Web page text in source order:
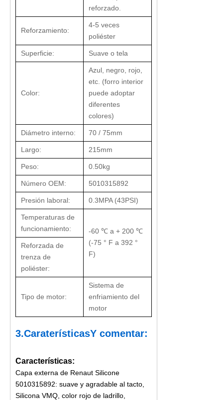
reforzado.
Reforzamiento:
4-5 veces
poliéster
Superficie: Suave o tela
Color:
Azul, negro, rojo,
etc. (forro interior
puede adoptar
diferentes
colores)
Diámetro interno: 70 / 75mm
Largo: 215mm
Peso: 0.50kg
Número OEM: 5010315892
Presión laboral: 0.3MPA (43PSI)
Temperaturas de
funcionamiento:
-60 ℃ a + 200 ℃
(-75 ° F a 392 °
F)
Reforzada de
trenza de
poliéster:
Tipo de motor:
Sistema de
enfriamiento del
motor
3.CaraterísticasY comentar:
Características:
Capa externa de Renaut Silicone
5010315892: suave y agradable al tacto,
Silicona VMQ, color rojo de ladrillo,